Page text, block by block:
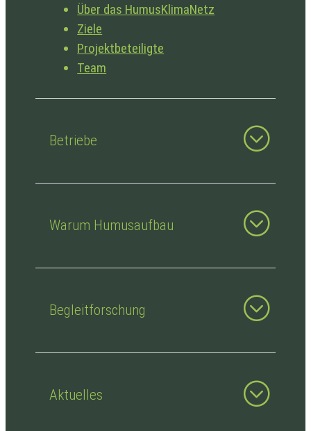
Über das HumusKlimaNetz
Ziele
Projektbeteiligte
Team
Betriebe
Warum Humusaufbau
Begleitforschung
Aktuelles